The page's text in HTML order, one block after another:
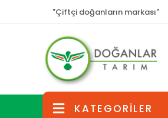
"Çiftçi doğanların markası"
KATEGORİLER